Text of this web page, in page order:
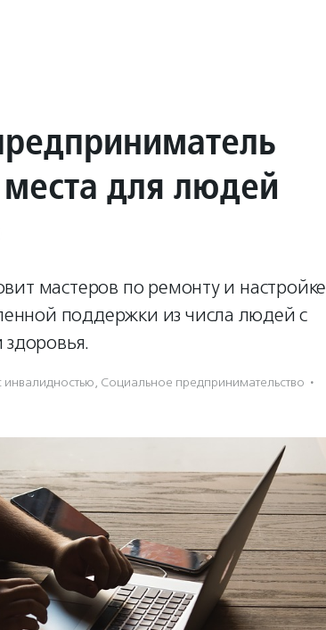
для людей
мастеров по ремонту и настройке
поддержки из числа людей с
, Социальное предпри­нима­тель­ство ·